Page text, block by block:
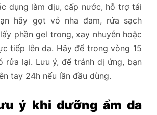
dụng làm dịu, cấp nước, hỗ trợ tái
hãy gọt vỏ nha đam, rửa sạch
phần gel trong, xay nhuyễn hoặc
tiếp lên da. Hãy để trong vòng 15
rửa lại. Lưu ý, để tránh dị ứng, bạn
tay 24h nếu lần đầu dùng.
ý khi dưỡng ẩm da